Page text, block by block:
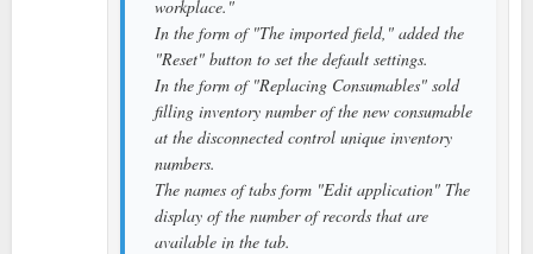
workplace."
In the form of "The imported field," added the
"Reset" button to set the default settings.
In the form of "Replacing Consumables" sold
filling inventory number of the new consumable
at the disconnected control unique inventory
numbers.
The names of tabs form "Edit application" The
display of the number of records that are
available in the tab.